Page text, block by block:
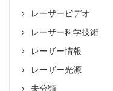
レーザービデオ
レーザー科学技術
レーザー情報
レーザー光源
未分類